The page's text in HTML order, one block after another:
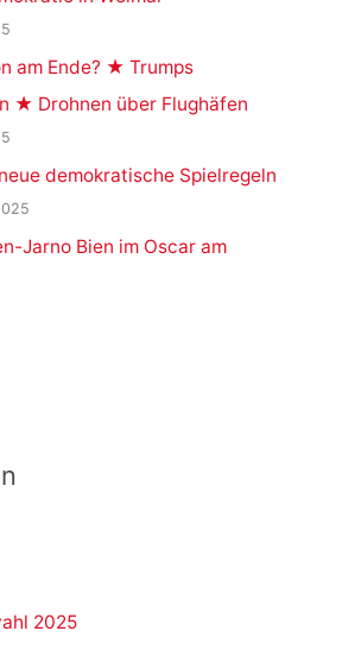
am Ende? ★ Trumps
★ Drohnen über Flughäfen
demokratische Spielregeln
Jarno Bien im Oscar am
2025